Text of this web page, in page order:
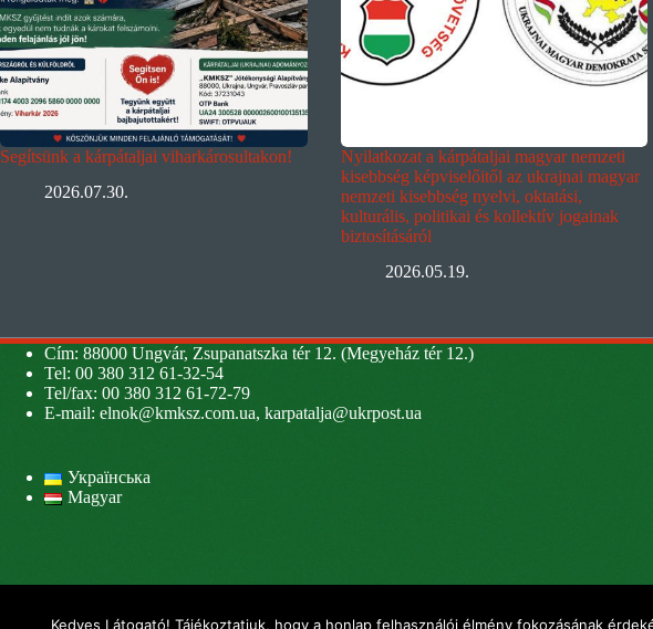
Segítsünk a kárpátaljai viharkárosultakon!
2026.07.30.
Nyilatkozat a kárpátaljai magyar nemzeti
kisebbség képviselőitől az ukrajnai magyar
nemzeti kisebbség nyelvi, oktatási,
kulturális, politikai és kollektív jogainak
biztosításáról
2026.05.19.
Cím: 88000 Ungvár, Zsupanatszka tér 12. (Megyeház tér 12.)
Tel: 00 380 312 61-32-54
Tel/fax: 00 380 312 61-72-79
E-mail: elnok@kmksz.com.ua, karpatalja@ukrpost.ua
Українська
Magyar
Kedves Látogató! Tájékoztatjuk, hogy a honlap felhasználói élmény fokozásának